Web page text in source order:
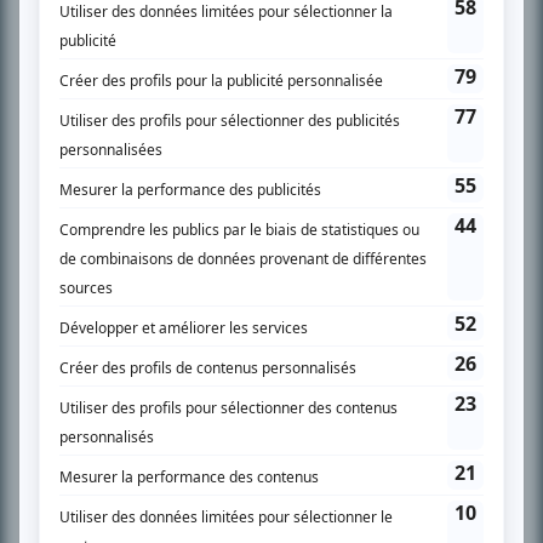
SUR LE RÉSEAU BIZZ MÉDIA
Accueil
Liste des oeuvres
Liste des comédiens
Recherche avancée
À propos
Nous contacter
Termes et conditions
Politique de confidentialité